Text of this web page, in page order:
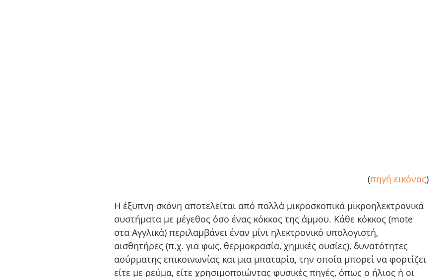
(πηγή εικόνας)
H έξυπνη σκόνη αποτελείται από πολλά μικροσκοπικά μικροηλεκτρονικά
συστήματα με μέγεθος όσο ένας κόκκος της άμμου. Κάθε κόκκος (mote
στα Αγγλικά) περιλαμβάνει έναν μίνι ηλεκτρονικό υπολογιστή,
αισθητήρες (π.χ. για φως, θερμοκρασία, χημικές ουσίες), δυνατότητες
ασύρματης επικοινωνίας και μια μπαταρία, την οποία μπορεί να φορτίζει
είτε με ρεύμα, είτε χρησιμοποιώντας φυσικές πηγές, όπως ο ήλιος ή οι